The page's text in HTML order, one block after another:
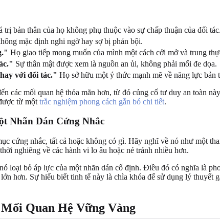
trị bản thân của họ không phụ thuộc vào sự chấp thuận của đối tác.
mặc định nghi ngờ hay sợ bị phản bội.
Họ giao tiếp mong muốn của mình một cách cởi mở và trung
Sự thân mật được xem là nguồn an ủi, không phải mối đe dọa.
với đối tác." Họ sở hữu một ý thức mạnh mẽ về năng lực bản
các mối quan hệ thỏa mãn hơn, từ đó củng cố tư duy an toàn
từ một trắc nghiệm phong cách gắn bó chi tiết.
Nhãn Dán Cứng Nhắc
cứng nhắc, tất cả hoặc không có gì. Hãy nghĩ về nó như một
nghiêng về các hành vi lo âu hoặc né tránh nhiều hơn.
loại bỏ áp lực của một nhãn dán cố định. Điều đó có nghĩa là
hơn. Sự hiểu biết tinh tế này là chìa khóa để sử dụng lý
Quan Hệ Vững Vàng